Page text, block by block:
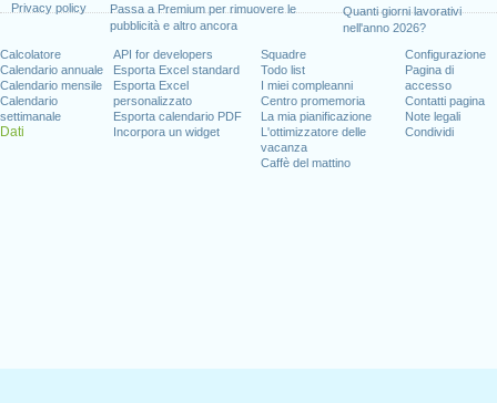
Privacy policy
Passa a Premium per rimuovere le
pubblicità e altro ancora
Quanti giorni lavorativi
nell'anno 2026?
Calcolatore
Calendario annuale
Calendario mensile
Calendario
settimanale
Dati
API for developers
Esporta Excel standard
Esporta Excel
personalizzato
Esporta calendario PDF
Incorpora un widget
Squadre
Todo list
I miei compleanni
Centro promemoria
La mia pianificazione
L'ottimizzatore delle
vacanza
Caffè del mattino
Configurazione
Pagina di
accesso
Contatti pagina
Note legali
Condividi